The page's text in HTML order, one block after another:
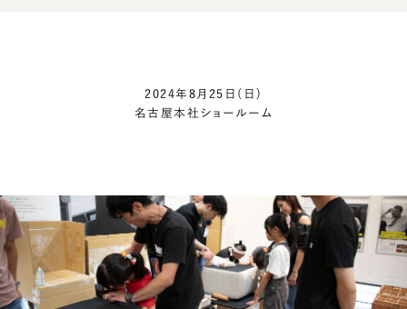
2024年8月25日(日)
名古屋本社ショールーム